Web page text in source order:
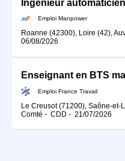
Emploi Manpower
Roanne (42300), Loire (42),
06/08/2026
Emploi France Travail
Le Creusot (71200), Saône-
Comté - CDD - 21/07/2026